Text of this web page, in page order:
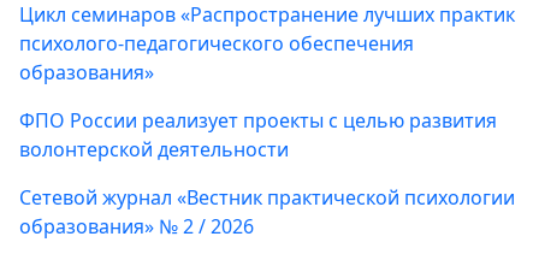
Цикл семинаров «Распространение лучших практик
психолого-педагогического обеспечения
образования»
ФПО России реализует проекты с целью развития
волонтерской деятельности
Сетевой журнал «Вестник практической психологии
образования» № 2 / 2026